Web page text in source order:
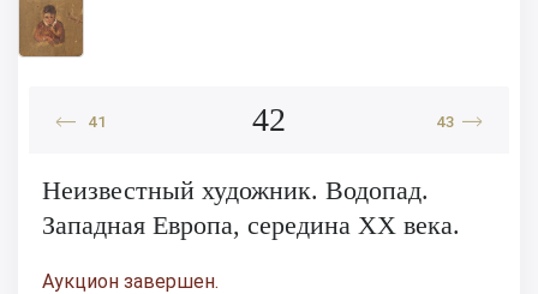
41 42 43
Неизвестный художник. Водопад.
Западная Европа, середина XX века.
Аукцион завершен.